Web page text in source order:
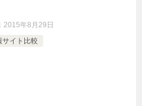
2015年8月29日
サイト比較